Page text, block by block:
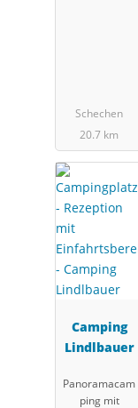
Schechen
20.7 km
Camping
Lindlbauer
Panoramacam
ping mit